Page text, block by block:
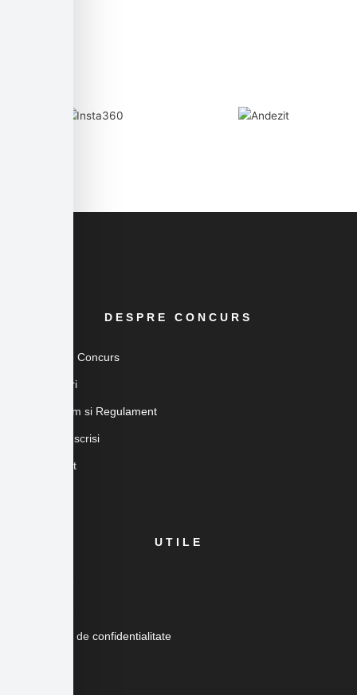
DESPRE CONCURS
Despre Concurs
Inscrieri
Program si Regulament
Piloti Inscrisi
Contact
UTILE
Galerie
Cazare
Politica de confidentialitate